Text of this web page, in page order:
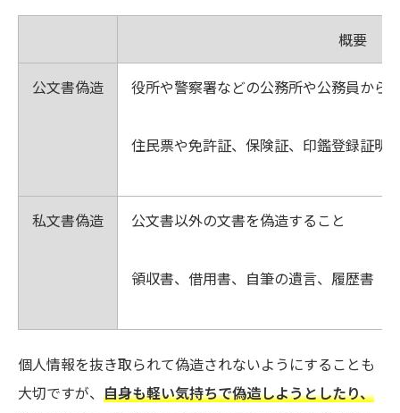
概要
公文書偽造 役所や警察署などの公務所や公務員から
住民票や免許証、保険証、印鑑登録証明
私文書偽造 公文書以外の文書を偽造すること
領収書、借用書、自筆の遺言、履歴書
個人情報を抜き取られて偽造されないようにすることも
大切ですが、 自身も軽い気持ちで偽造しようとしたり、